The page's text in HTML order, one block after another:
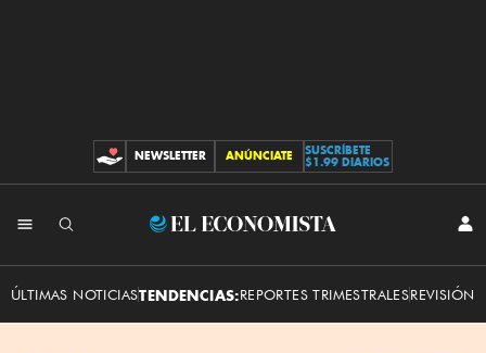
CONTRIBUCIONES
NEWSLETTER ANÚNCIATE
SUSCRÍBETE
$1.99 DIARIOS
El
ÚLTIMAS NOTICIASTENDENCIAS:REPORTES TRIMESTRALESREVISIÓN